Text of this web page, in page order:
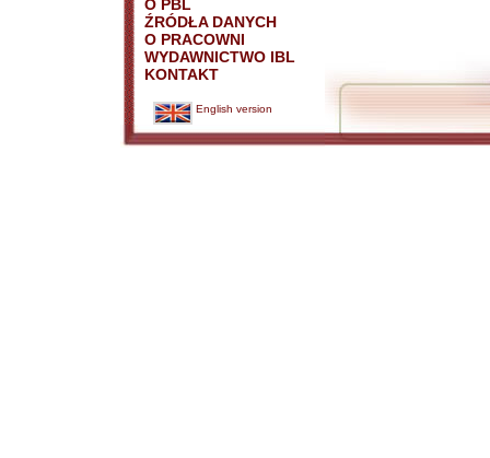
O PBL
ŹRÓDŁA DANYCH
O PRACOWNI
WYDAWNICTWO IBL
KONTAKT
English version